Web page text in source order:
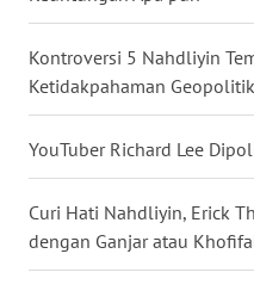
Kontroversi 5 Nahdliyin
Ketidakpahaman Geopolitik
YouTuber Richard Lee
Curi Hati Nahdliyin, Erick
dengan Ganjar atau
WN
NUSANTARA
WN
JOGJA
WN